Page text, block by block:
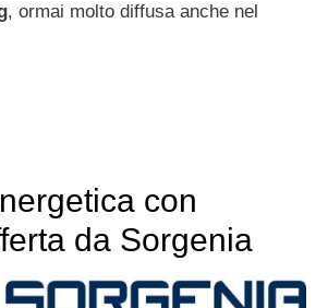
, ormai molto diffusa anche nel
con
da Sorgenia